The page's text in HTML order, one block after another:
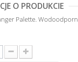
O PRODUKCIE
Palette.